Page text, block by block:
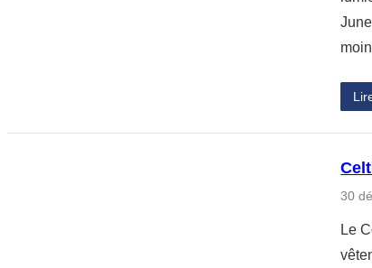
30
Le